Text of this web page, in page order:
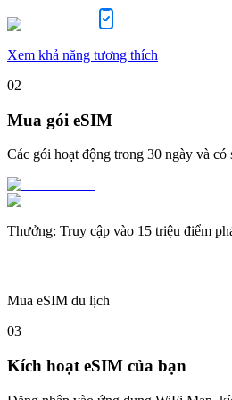
Xem khả năng tương thích
02
Mua gói eSIM
Các gói hoạt động trong 30 ngày và có
Thưởng: Truy cập vào 15 triệu điểm
Mua eSIM du lịch
03
Kích hoạt eSIM của bạn